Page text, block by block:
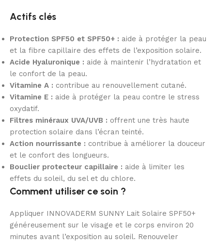
Actifs clés
Protection SPF50 et SPF50+ : aide à protéger la peau
et la fibre capillaire des effets de l’exposition solaire.
Acide Hyaluronique : aide à maintenir l’hydratation et
le confort de la peau.
Vitamine A : contribue au renouvellement cutané.
Vitamine E : aide à protéger la peau contre le stress
oxydatif.
Filtres minéraux UVA/UVB : offrent une très haute
protection solaire dans l’écran teinté.
Action nourrissante : contribue à améliorer la douceur
et le confort des longueurs.
Bouclier protecteur capillaire : aide à limiter les
effets du soleil, du sel et du chlore.
Comment utiliser ce soin ?
Appliquer INNOVADERM SUNNY Lait Solaire SPF50+
généreusement sur le visage et le corps environ 20
minutes avant l’exposition au soleil. Renouveler